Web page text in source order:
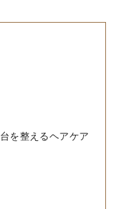
を整えるヘアケア